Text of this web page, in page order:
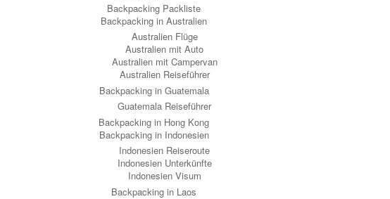
Backpacking Packliste
Backpacking in Australien
Australien Flüge
Australien mit Auto
Australien mit Campervan
Australien Reiseführer
Backpacking in Guatemala
Guatemala Reiseführer
Backpacking in Hong Kong
Backpacking in Indonesien
Indonesien Reiseroute
Indonesien Unterkünfte
Indonesien Visum
Backpacking in Laos